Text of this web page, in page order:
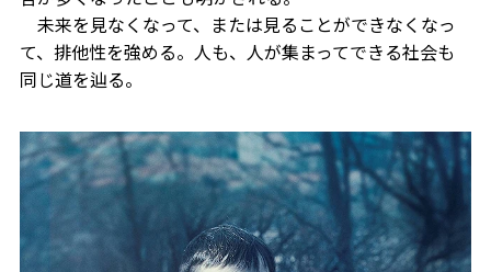
未来を見なくなって、または見ることができなくなっ
て、排他性を強める。人も、人が集まってできる社会も
同じ道を辿る。